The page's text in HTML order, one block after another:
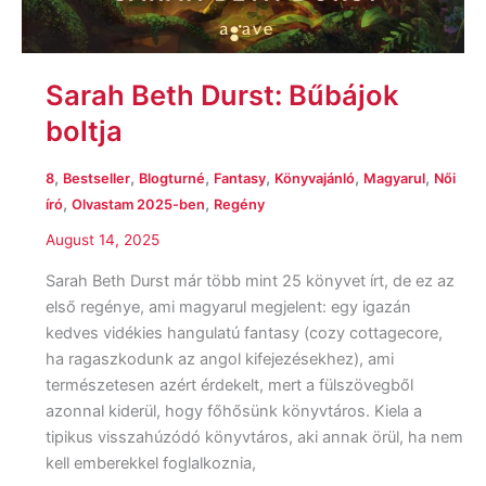
Sarah Beth Durst: Bűbájok
boltja
8, Bestseller, Blogturné, Fantasy, Könyvajánló, Magyarul, Női
író, Olvastam 2025-ben, Regény
August 14, 2025
Sarah Beth Durst már több mint 25 könyvet írt, de ez az
első regénye, ami magyarul megjelent: egy igazán
kedves vidékies hangulatú fantasy (cozy cottagecore,
ha ragaszkodunk az angol kifejezésekhez), ami
természetesen azért érdekelt, mert a fülszövegből
azonnal kiderül, hogy főhősünk könyvtáros. Kiela a
tipikus visszahúzódó könyvtáros, aki annak örül, ha nem
kell emberekkel foglalkoznia,